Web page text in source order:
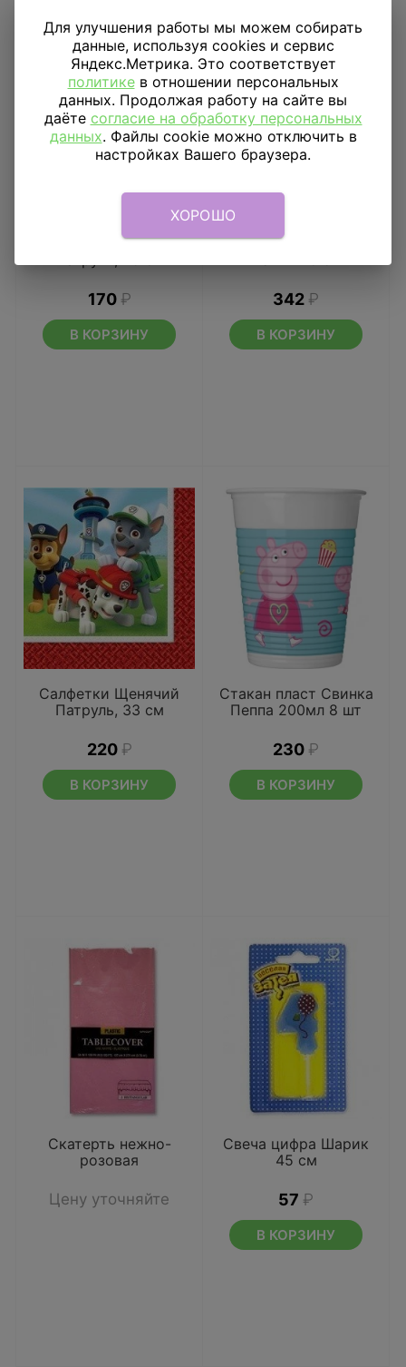
Салфетки Щенячий
170 ₽
В КОРЗИНУ
Свечи для торта на
342 ₽
В КОРЗИНУ
Салфетки Щенячий
Патруль, 33 см
220 ₽
В КОРЗИНУ
Стакан пласт Свинка
Пеппа 200мл 8 шт
230 ₽
В КОРЗИНУ
Скатерть нежно-
розовая
Цену уточняйте
Свеча цифра Шарик
45 см
57 ₽
В КОРЗИНУ
Для улучшения работы мы можем собирать
данные, используя cookies и сервис
Яндекс.Метрика. Это соответствует
политикев отношении персональных
данных. Продолжая работу на сайте вы
даёте согласие на обработку персональных
данных. Файлы cookie можно отключить в
настройках Вашего браузера.
ХОРОШО